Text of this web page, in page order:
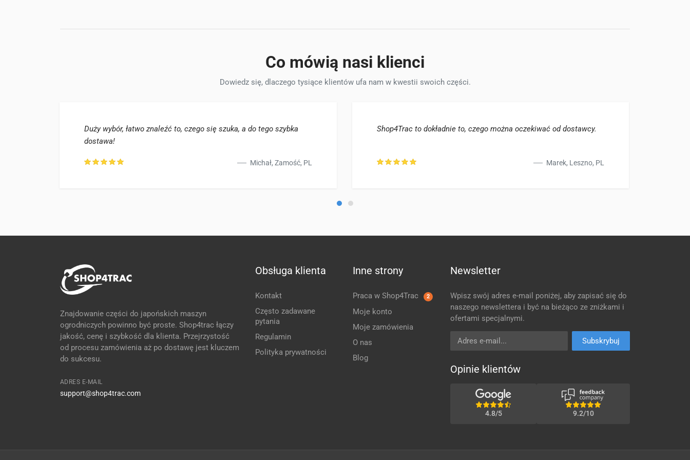
Co mówią nasi klienci
Dowiedz się, dlaczego tysiące klientów ufa nam w kwestii swoich części.
Duży wybór, łatwo znaleźć to, czego się szuka, a do tego szybka
dostawa!
Michał, Zamość, PL
Shop4Trac to dokładnie to, czego można oczekiwać od dostawcy.
Marek, Leszno, PL
Znajdowanie części do japońskich maszyn
ogrodniczych powinno być proste. Shop4trac łączy
jakość, cenę i szybkość dla klienta. Przejrzystość
od procesu zamówienia aż po dostawę jest kluczem
do sukcesu.
ADRES E-MAIL
support@shop4trac.com
Obsługa klienta
Kontakt
Często zadawane
pytania
Regulamin
Polityka prywatności
Inne strony
Praca w Shop4Trac 2
Moje konto
Moje zamówienia
O nas
Blog
Newsletter
Wpisz swój adres e-mail poniżej, aby zapisać się do
naszego newslettera i być na bieżąco ze zniżkami i
ofertami specjalnymi.
Adres e-mail
Subskrybuj
Opinie klientów
4.8/5 9.2/10